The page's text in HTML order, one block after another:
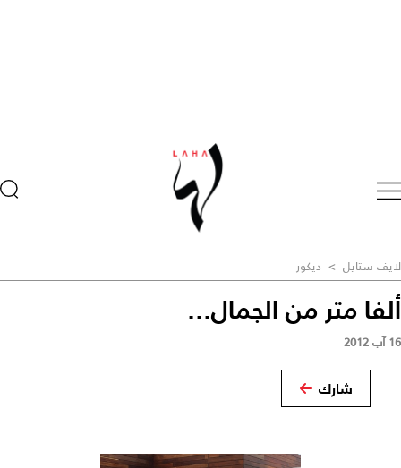
لايف ستايل > ديكور
ألفا متر من الجمال...
16 آب 2012
شارك